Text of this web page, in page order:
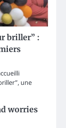
briller” :
une
worries